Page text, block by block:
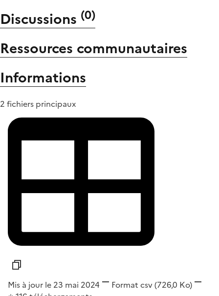
Discussions (0)
Ressources communautaires
Informations
2 fichiers principaux
Mis à jour le 23 mai 2024 Format csv(726,0 Ko)